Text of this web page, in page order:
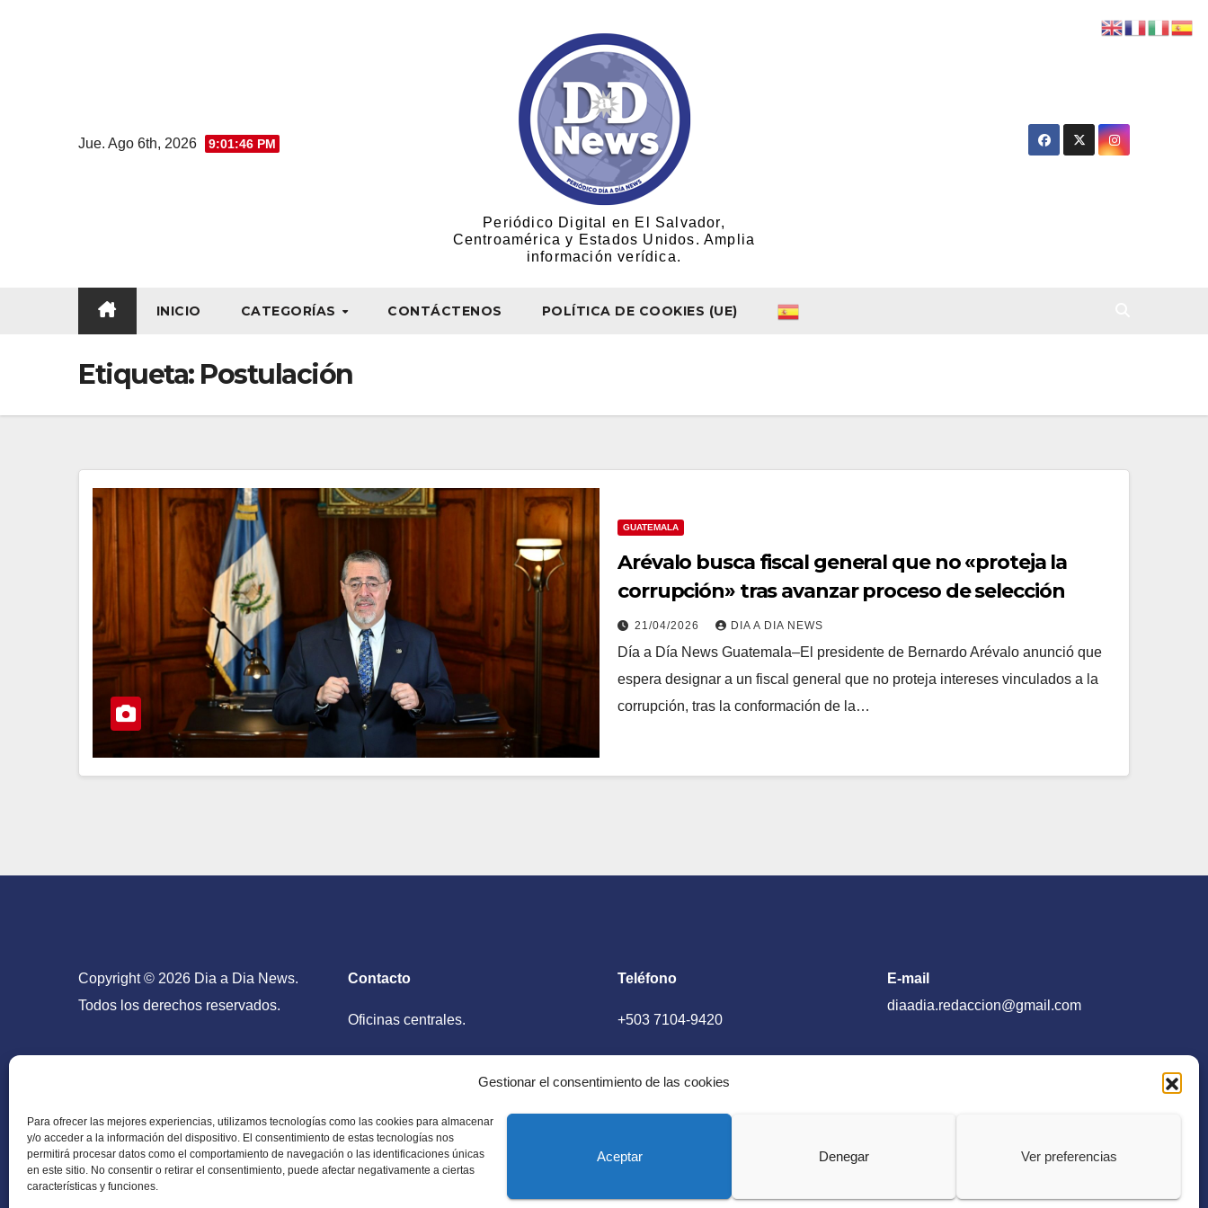
Gestionar el consentimiento de las cookies
Para ofrecer las mejores experiencias, utilizamos tecnologías como las cookies para almacenar
y/o acceder a la información del dispositivo. El consentimiento de estas tecnologías nos
permitirá procesar datos como el comportamiento de navegación o las identificaciones únicas
en este sitio. No consentir o retirar el consentimiento, puede afectar negativamente a ciertas
características y funciones.
Aceptar Denegar Ver preferencias
Jue. Ago 6th, 2026 9:01:46 PM
Periódico Digital en El Salvador,
Centroamérica y Estados Unidos. Amplia
información verídica.
INICIO CATEGORÍAS CONTÁCTENOS POLÍTICA DE COOKIES (UE)
Etiqueta: Postulación
GUATEMALA
Arévalo busca fiscal general que no «proteja la
corrupción» tras avanzar proceso de selección
21/04/2026 DIA A DIA NEWS
Día a Día News Guatemala–El presidente de Bernardo Arévalo anunció que
espera designar a un fiscal general que no proteja intereses vinculados a la
corrupción, tras la conformación de la…
Copyright © 2026 Dia a Dia News.
Todos los derechos reservados.
Contacto
Oficinas centrales.
Teléfono
+503 7104-9420
E-mail
diaadia.redaccion@gmail.com
Periódico Digital en El Salvador, Centroamérica y Estados Unidos. Amplia